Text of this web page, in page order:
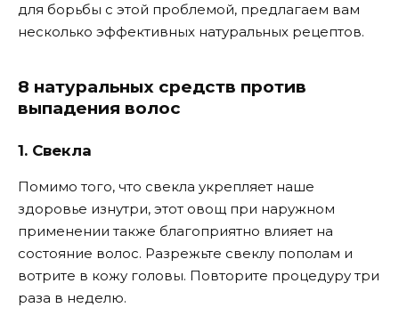
для борьбы с этой проблемой, предлагаем вам
несколько эффективных натуральных рецептов.
8 натуральных средств против
выпадения волос
1. Свекла
Помимо того, что свекла укрепляет наше
здоровье изнутри, этот овощ при наружном
применении также благоприятно влияет на
состояние волос. Разрежьте свеклу пополам и
вотрите в кожу головы. Повторите процедуру три
раза в неделю.